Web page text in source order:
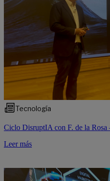
Tecnología
Ciclo DisruptIA con F. de la Rosa
Leer más